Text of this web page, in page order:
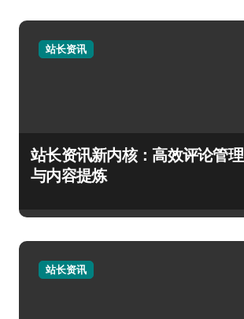
站长资讯
站长资讯新内核：高效评论管理
与内容提炼
站长资讯